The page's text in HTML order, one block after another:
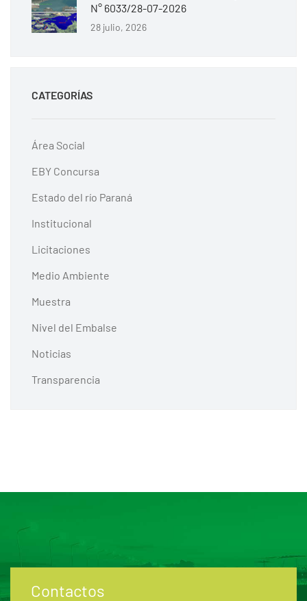
N° 6033/28-07-2026
28 julio, 2026
CATEGORÍAS
Área Social
EBY Concursa
Estado del río Paraná
Institucional
Licitaciones
Medio Ambiente
Muestra
Nivel del Embalse
Noticias
Transparencia
Contactos